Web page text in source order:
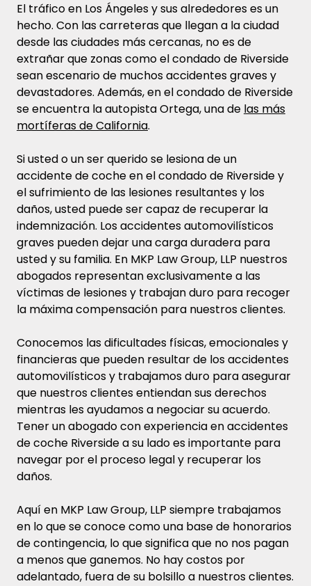
El tráfico en Los Ángeles y sus alrededores es un
hecho. Con las carreteras que llegan a la ciudad
desde las ciudades más cercanas, no es de
extrañar que zonas como el condado de Riverside
sean escenario de muchos accidentes graves y
devastadores. Además, en el condado de Riverside
se encuentra la autopista Ortega, una de las más
mortíferas de California.
Si usted o un ser querido se lesiona de un
accidente de coche en el condado de Riverside y
el sufrimiento de las lesiones resultantes y los
daños, usted puede ser capaz de recuperar la
indemnización. Los accidentes automovilísticos
graves pueden dejar una carga duradera para
usted y su familia. En MKP Law Group, LLP nuestros
abogados representan exclusivamente a las
víctimas de lesiones y trabajan duro para recoger
la máxima compensación para nuestros clientes.
Conocemos las dificultades físicas, emocionales y
financieras que pueden resultar de los accidentes
automovilísticos y trabajamos duro para asegurar
que nuestros clientes entiendan sus derechos
mientras les ayudamos a negociar su acuerdo.
Tener un abogado con experiencia en accidentes
de coche Riverside a su lado es importante para
navegar por el proceso legal y recuperar los
daños.
Aquí en MKP Law Group, LLP siempre trabajamos
en lo que se conoce como una base de honorarios
de contingencia, lo que significa que no nos pagan
a menos que ganemos. No hay costos por
adelantado, fuera de su bolsillo a nuestros clientes.